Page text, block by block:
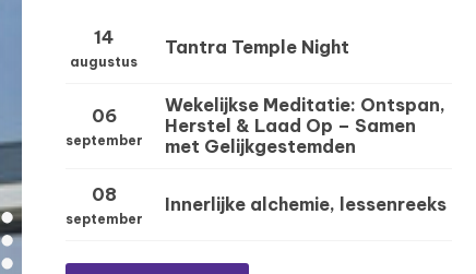
14
augustus
Tantra Temple Night
06
september
Wekelijkse Meditatie: Ontspan,
Herstel & Laad Op – Samen
met Gelijkgestemden
08
september
Innerlijke alchemie, lessenreeks